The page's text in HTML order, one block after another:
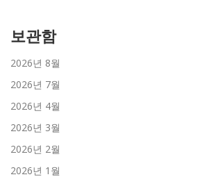
보관함
2026년 8월
2026년 7월
2026년 4월
2026년 3월
2026년 2월
2026년 1월